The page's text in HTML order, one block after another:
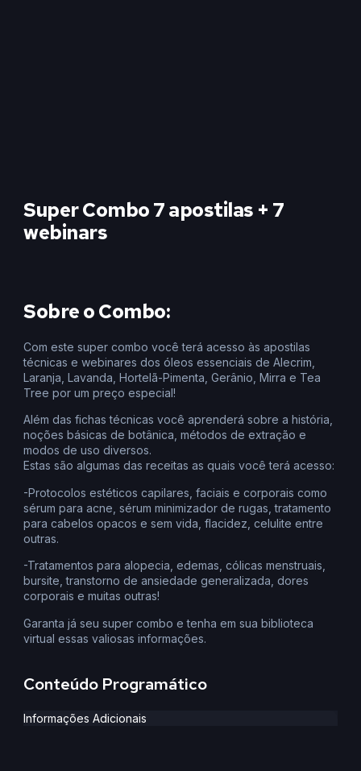
Super Combo 7 apostilas + 7
webinars
Sobre o Combo:
Com este super combo você terá acesso às apostilas
técnicas e webinares dos óleos essenciais de Alecrim,
Laranja, Lavanda, Hortelã-Pimenta, Gerânio, Mirra e Tea
Tree por um preço especial!
Além das fichas técnicas você aprenderá sobre a história,
noções básicas de botânica, métodos de extração e
modos de uso diversos.
Estas são algumas das receitas as quais você terá acesso:
-Protocolos estéticos capilares, faciais e corporais como
sérum para acne, sérum minimizador de rugas, tratamento
para cabelos opacos e sem vida, flacidez, celulite entre
outras.
-Tratamentos para alopecia, edemas, cólicas menstruais,
bursite, transtorno de ansiedade generalizada, dores
corporais e muitas outras!
Garanta já seu super combo e tenha em sua biblioteca
virtual essas valiosas informações.
Conteúdo Programático
Informações Adicionais